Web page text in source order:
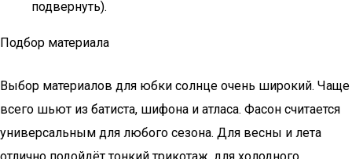
подвернуть).
Подбор материала
Выбор материалов для юбки солнце очень широкий. Чаще
всего шьют из батиста, шифона и атласа. Фасон считается
универсальным для любого сезона. Для весны и лета